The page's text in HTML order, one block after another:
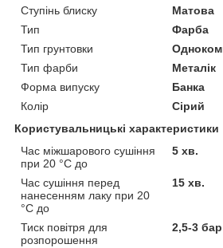
Ступінь блиску
Матова
Тип
Фарба
Тип грунтовки
Тип фарби
Металік
Форма випуску
Банка
Колір
Сірий
Користувальницькі характеристики
Час міжшарового сушіння
при 20 °C до
5 хв.
Час сушіння перед
нанесенням лаку при 20
°C до
15 хв.
Тиск повітря для
розпорошення
2,5-3 бар